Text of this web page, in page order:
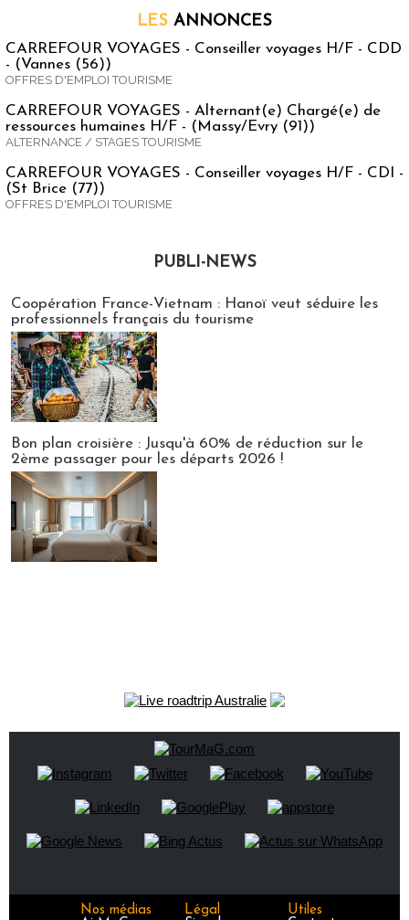
LES ANNONCES
CARREFOUR VOYAGES - Conseiller voyages H/F - CDD
- (Vannes (56))
OFFRES D'EMPLOI TOURISME
CARREFOUR VOYAGES - Alternant(e) Chargé(e) de
ressources humaines H/F - (Massy/Evry (91))
ALTERNANCE / STAGES TOURISME
CARREFOUR VOYAGES - Conseiller voyages H/F - CDI -
(St Brice (77))
OFFRES D'EMPLOI TOURISME
PUBLI-NEWS
Coopération France-Vietnam : Hanoï veut séduire les
professionnels français du tourisme
Bon plan croisière : Jusqu'à 60% de réduction sur le
2ème passager pour les départs 2026 !
Nos médias
Légal
Utiles